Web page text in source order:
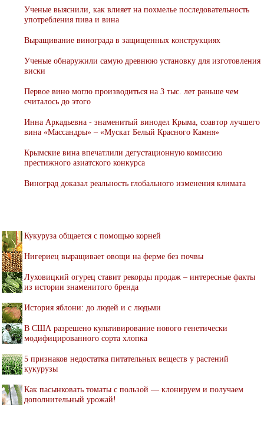
Ученые выяснили, как влияет на похмелье последовательность
употребления пива и вина
Выращивание винограда в защищенных конструкциях
Ученые обнаружили самую древнюю установку для изготовления
виски
Первое вино могло производиться на 3 тыс. лет раньше чем
считалось до этого
Инна Аркадьевна - знаменитый винодел Крыма, соавтор лучшего
вина «Массандры» – «Мускат Белый Красного Камня»
Крымские вина впечатлили дегустационную комиссию
престижного азиатского конкурса
Виноград доказал реальность глобального изменения климата
Кукуруза общается с помощью корней
Нигериец выращивает овощи на ферме без почвы
Луховицкий огурец ставит рекорды продаж – интересные факты
из истории знаменитого бренда
История яблони: до людей и с людьми
В США разрешено культивирование нового генетически
модифицированного сорта хлопка
5 признаков недостатка питательных веществ у растений
кукурузы
Как пасынковать томаты с пользой — клонируем и получаем
дополнительный урожай!